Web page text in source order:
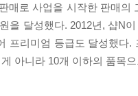
매로 사업을 시작한 판매의
을 달성했다. 2012년, 샵N
프리미엄 등급도 달성했다
게 아니라 10개 이하의 품목